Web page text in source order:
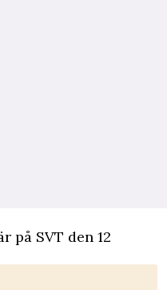
på SVT den 12